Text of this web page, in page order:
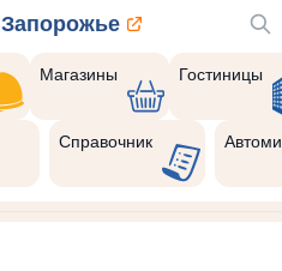
Запорожье
Магазины Гостиницы
Справочник